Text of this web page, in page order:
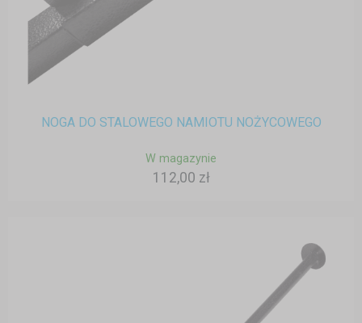
NOGA DO STALOWEGO NAMIOTU NOŻYCOWEGO
W magazynie
112,00 zł